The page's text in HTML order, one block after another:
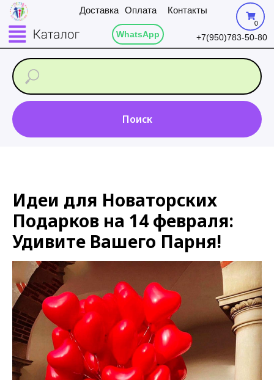
Оплата
Доставка Контакты
+7(950)783-50-80
WhatsApp
0
Поиск
Идеи для Новаторских
Подарков на 14 февраля:
Удивите Вашего Парня!